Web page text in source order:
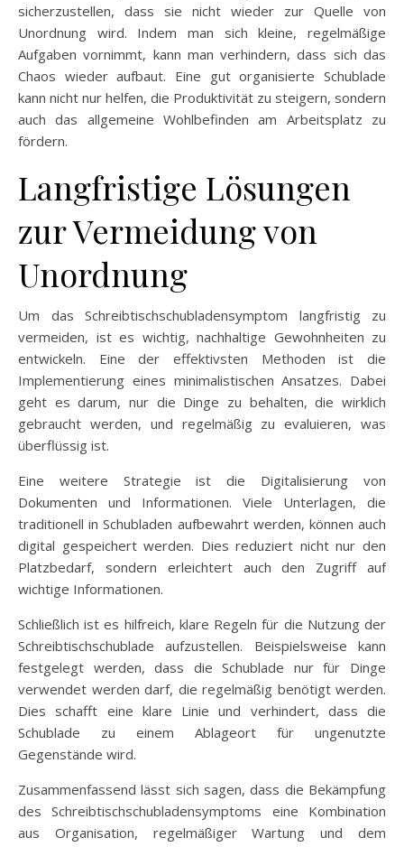
sicherzustellen, dass sie nicht wieder zur Quelle von
Unordnung wird. Indem man sich kleine, regelmäßige
Aufgaben vornimmt, kann man verhindern, dass sich das
Chaos wieder aufbaut. Eine gut organisierte Schublade
kann nicht nur helfen, die Produktivität zu steigern, sondern
auch das allgemeine Wohlbefinden am Arbeitsplatz zu
fördern.
Langfristige Lösungen
zur Vermeidung von
Unordnung
Um das Schreibtischschubladensymptom langfristig zu
vermeiden, ist es wichtig, nachhaltige Gewohnheiten zu
entwickeln. Eine der effektivsten Methoden ist die
Implementierung eines minimalistischen Ansatzes. Dabei
geht es darum, nur die Dinge zu behalten, die wirklich
gebraucht werden, und regelmäßig zu evaluieren, was
überflüssig ist.
Eine weitere Strategie ist die Digitalisierung von
Dokumenten und Informationen. Viele Unterlagen, die
traditionell in Schubladen aufbewahrt werden, können auch
digital gespeichert werden. Dies reduziert nicht nur den
Platzbedarf, sondern erleichtert auch den Zugriff auf
wichtige Informationen.
Schließlich ist es hilfreich, klare Regeln für die Nutzung der
Schreibtischschublade aufzustellen. Beispielsweise kann
festgelegt werden, dass die Schublade nur für Dinge
verwendet werden darf, die regelmäßig benötigt werden.
Dies schafft eine klare Linie und verhindert, dass die
Schublade zu einem Ablageort für ungenutzte
Gegenstände wird.
Zusammenfassend lässt sich sagen, dass die Bekämpfung
des Schreibtischschubladensymptoms eine Kombination
aus Organisation, regelmäßiger Wartung und dem